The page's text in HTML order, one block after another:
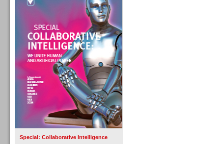
Special: Collaborative Intelligence
Personal
Inbound